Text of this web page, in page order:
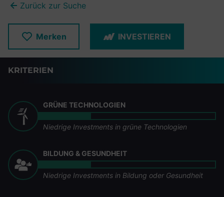
Zurück zur Suche
Merken INVESTIEREN
KRITERIEN
GRÜNE TECHNOLOGIEN
Niedrige Investments in grüne Technologien
BILDUNG & GESUNDHEIT
Niedrige Investments in Bildung oder Gesundheit